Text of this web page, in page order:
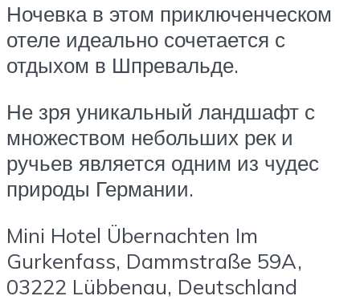
Ночевка в этом приключенческом
отеле идеально сочетается с
отдыхом в Шпревальде.
Не зря уникальный ландшафт с
множеством небольших рек и
ручьев является одним из чудес
природы Германии.
Mini Hotel Übernachten Im
Gurkenfass, Dammstraße 59A,
03222 Lübbenau, Deutschland